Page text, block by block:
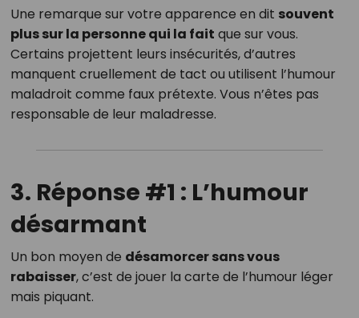
Une remarque sur votre apparence en dit souvent
plus sur la personne qui la fait que sur vous.
Certains projettent leurs insécurités, d’autres
manquent cruellement de tact ou utilisent l’humour
maladroit comme faux prétexte. Vous n’êtes pas
responsable de leur maladresse.
3. Réponse #1 : L’humour
désarmant
Un bon moyen de désamorcer sans vous
rabaisser, c’est de jouer la carte de l’humour léger
mais piquant.